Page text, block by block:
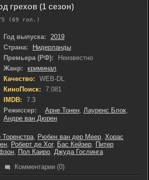
грехов (1 сезон)
5 (69 гол.)
Год выпуска:
2019
Страна:
Нидерланды
Премьера (РФ):
Неизвестно
Жанр:
криминал
Качество:
WEB-DL
КиноПоиск:
7.081
IMDB:
7.3
Режиссер:
Арне Тонен, Лауренс Блок,
Андре ван Дюрен
, Рюбен ван дер Меер, Хорас
, Роберт де Хог, Бас Кейзер, Питер
, Пол Каиро, Джуда Гослинга
Комментарии (0)